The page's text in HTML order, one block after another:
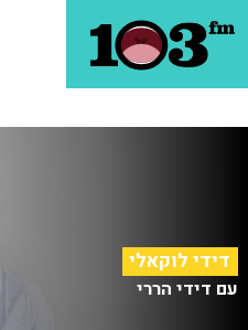
דידי לוקאלי
עם דידי הררי